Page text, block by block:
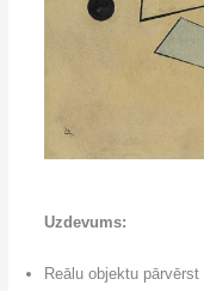
Uzdevums:
Reālu objektu pārvērst